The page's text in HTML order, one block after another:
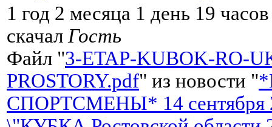
1 год 2 месяца 1 день 19
скачал Гость
Файл "3-ETAP-KUBOK-RO-
PROSTORY.pdf" из новости "
СПОРТСМЕНЫ* 14 сентября